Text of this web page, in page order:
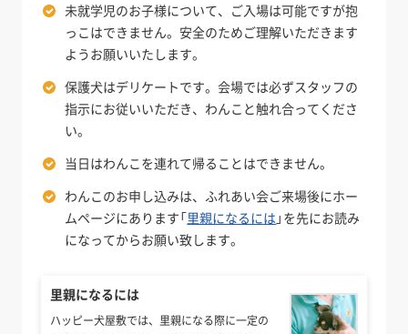
未就学児のお子様について、ご入場は可能ですが抱
っこはできません。安全のためご理解いただきます
ようお願いいたします。
保護犬はデリケートです。会場では必ずスタッフの
指示にお従いいただき、わんこと触れ合ってくださ
い。
当日はわんこを連れて帰ることはできません。
わんこのお申し込みは、ふれあい会ご来場後にホー
ムページにあります「里親になるには 」を先にお読み
になってからお願い致します。
里親になるには
ハッピー犬屋敷では、里親になる際に一定の